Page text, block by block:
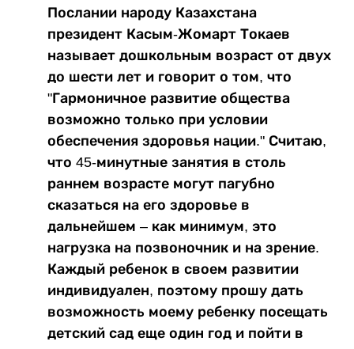
Послании народу Казахстана
президент Касым-Жомарт Токаев
называет дошкольным возраст от двух
до шести лет и говорит о том, что
"Гармоничное развитие общества
возможно только при условии
обеспечения здоровья нации." Считаю,
что 45-минутные занятия в столь
раннем возрасте могут пагубно
сказаться на его здоровье в
дальнейшем – как минимум, это
нагрузка на позвоночник и на зрение.
Каждый ребенок в своем развитии
индивидуален, поэтому прошу дать
возможность моему ребенку посещать
детский сад еще один год и пойти в